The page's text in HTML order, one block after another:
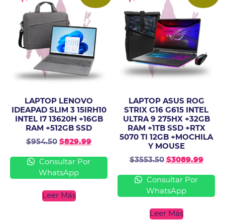
LAPTOP LENOVO
IDEAPAD SLIM 3 15IRH10
INTEL I7 13620H +16GB
RAM +512GB SSD
$954.50 $829.99
Consultar Por
WhatsApp
Leer Más
LAPTOP ASUS ROG
STRIX G16 G615 INTEL
ULTRA 9 275HX +32GB
RAM +1TB SSD +RTX
5070 TI 12GB +MOCHILA
Y MOUSE
$3553.50 $3089.99
Consultar Por
WhatsApp
Leer Más